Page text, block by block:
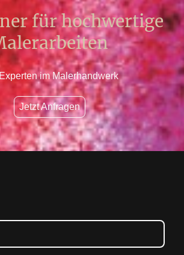
für hochwertige
im Malerhandwerk
Jetzt Anfragen